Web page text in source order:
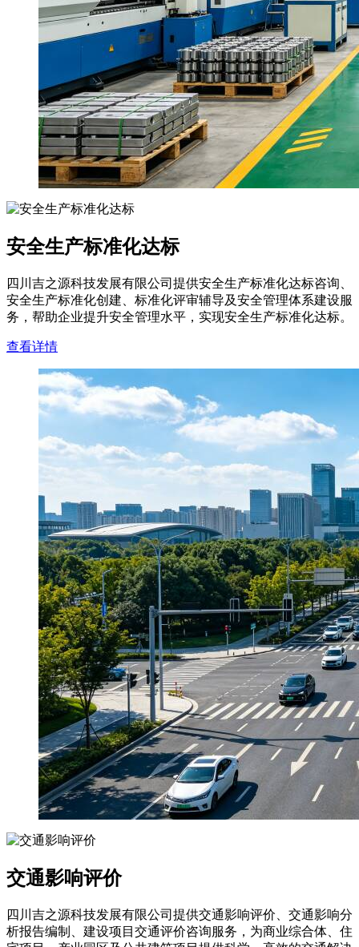
安全生产标准化达标
四川吉之源科技发展有限公司提供安全生产标准化达标咨询、
安全生产标准化创建、标准化评审辅导及安全管理体系建设服
务，帮助企业提升安全管理水平，实现安全生产标准化达标。
查看详情
交通影响评价
四川吉之源科技发展有限公司提供交通影响评价、交通影响分
析报告编制、建设项目交通评价咨询服务，为商业综合体、住